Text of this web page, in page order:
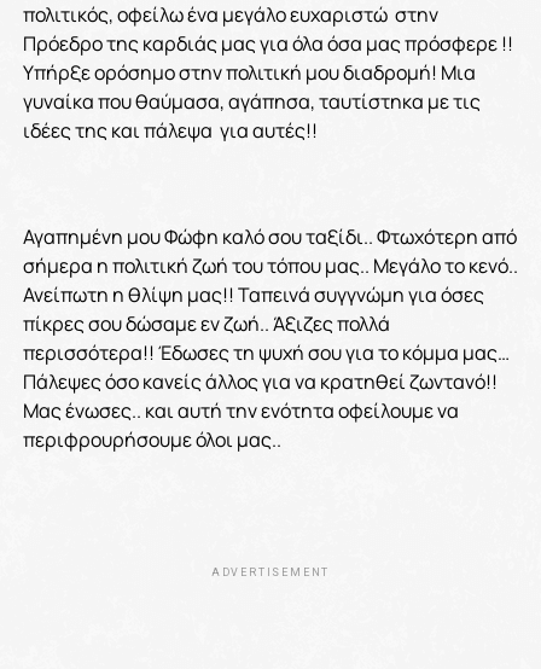
πολιτικός, οφείλω ένα μεγάλο ευχαριστώ στην
Πρόεδρο της καρδιάς μας για όλα όσα μας πρόσφερε !!
Υπήρξε ορόσημο στην πολιτική μου διαδρομή! Μια
γυναίκα που θαύμασα, αγάπησα, ταυτίστηκα με τις
ιδέες της και πάλεψα για αυτές!!
Αγαπημένη μου Φώφη καλό σου ταξίδι.. Φτωχότερη από
σήμερα η πολιτική ζωή του τόπου μας.. Μεγάλο το κενό..
Ανείπωτη η θλίψη μας!! Ταπεινά συγγνώμη για όσες
πίκρες σου δώσαμε εν ζωή.. Άξιζες πολλά
περισσότερα!! Έδωσες τη ψυχή σου για το κόμμα μας…
Πάλεψες όσο κανείς άλλος για να κρατηθεί ζωντανό!!
Μας ένωσες.. και αυτή την ενότητα οφείλουμε να
περιφρουρήσουμε όλοι μας..
ADVERTISEMENT